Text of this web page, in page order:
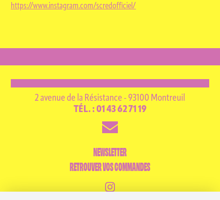
https://www.instagram.com/scredofficiel/
2 avenue de la Résistance - 93100 Montreuil
TÉL. : 01 43 62 71 19
NEWSLETTER
RETROUVER VOS COMMANDES